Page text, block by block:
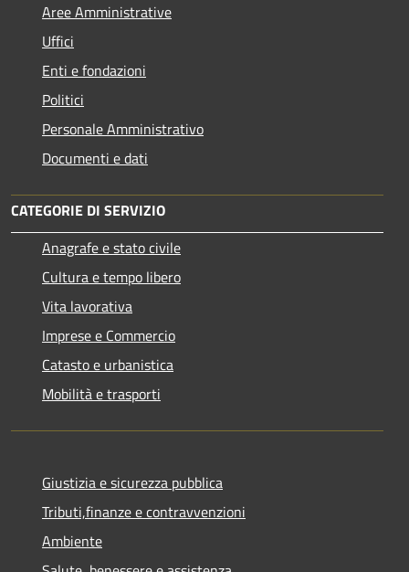
Aree Amministrative
Uffici
Enti e fondazioni
Politici
Personale Amministrativo
Documenti e dati
CATEGORIE DI SERVIZIO
Anagrafe e stato civile
Cultura e tempo libero
Vita lavorativa
Imprese e Commercio
Catasto e urbanistica
Mobilità e trasporti
Giustizia e sicurezza pubblica
Tributi,finanze e contravvenzioni
Ambiente